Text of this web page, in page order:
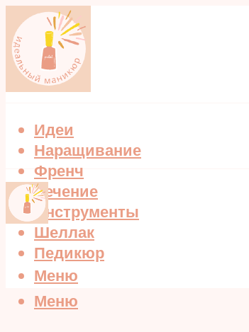
Идеи
Наращивание
Френч
Лечение
Инструменты
Шеллак
Педикюр
Меню
Меню